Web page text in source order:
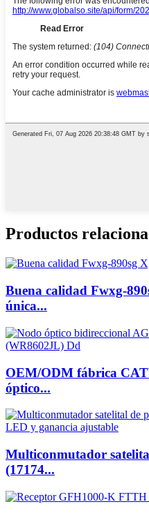
Productos
Buena calidad Fwxg-
única...
OEM/ODM fábrica
óptico...
Multiconmutador
(17174...